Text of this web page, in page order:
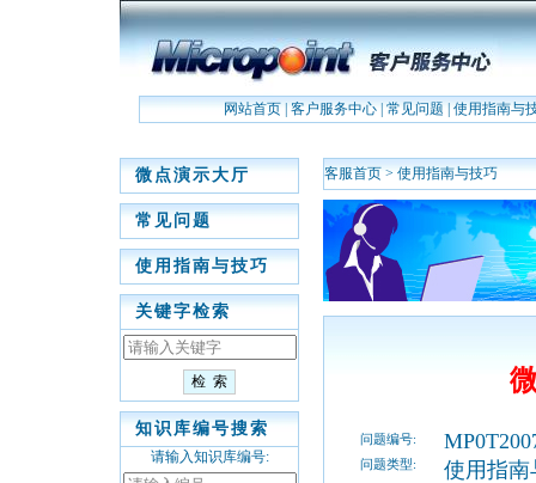
网站首页| 客户服务中心| 常见问题 使用指南与
微点演示大厅
常见问题
使用指南与技巧
关键字检索
知识库编号搜索
请输入知识库编号:
客服首页 > 使用指南与技巧
问题编号:
问题类型: 使用指南